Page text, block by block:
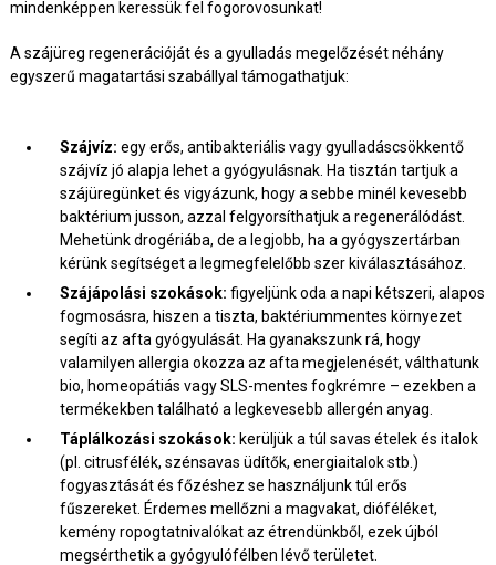
mindenképpen keressük fel fogorovosunkat!
A szájüreg regenerációját és a gyulladás megelőzését néhány
egyszerű magatartási szabállyal támogathatjuk:
Szájvíz: egy erős, antibakteriális vagy gyulladáscsökkentő
szájvíz jó alapja lehet a gyógyulásnak. Ha tisztán tartjuk a
szájüregünket és vigyázunk, hogy a sebbe minél kevesebb
baktérium jusson, azzal felgyorsíthatjuk a regenerálódást.
Mehetünk drogériába, de a legjobb, ha a gyógyszertárban
kérünk segítséget a legmegfelelőbb szer kiválasztásához.
Szájápolási szokások: figyeljünk oda a napi kétszeri, alapos
fogmosásra, hiszen a tiszta, baktériummentes környezet
segíti az afta gyógyulását. Ha gyanakszunk rá, hogy
valamilyen allergia okozza az afta megjelenését, válthatunk
bio, homeopátiás vagy SLS-mentes fogkrémre – ezekben a
termékekben található a legkevesebb allergén anyag.
Táplálkozási szokások: kerüljük a túl savas ételek és italok
(pl. citrusfélék, szénsavas üdítők, energiaitalok stb.)
fogyasztását és főzéshez se használjunk túl erős
fűszereket. Érdemes mellőzni a magvakat, dióféléket,
kemény ropogtatnivalókat az étrendünkből, ezek újból
megsérthetik a gyógyulófélben lévő területet.